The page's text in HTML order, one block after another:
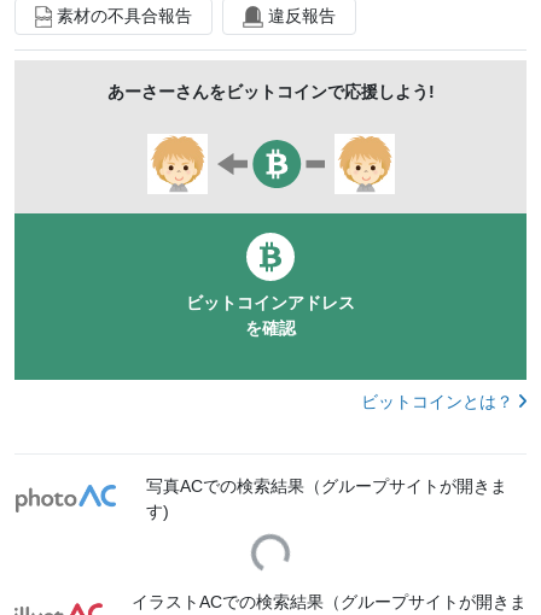
素材の不具合報告 違反報告
あーさーさんをビットコインで応援しよう!
ビットコインアドレス
を確認
ビットコインとは？
写真ACでの検索結果（グループサイトが開きま
す)
Loading...
イラストACでの検索結果（グループサイトが開きま